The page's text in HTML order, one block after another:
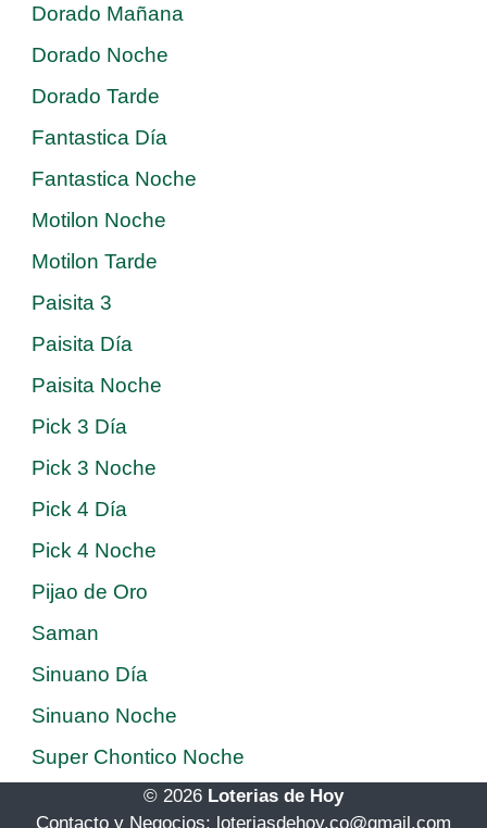
Dorado Mañana
Dorado Noche
Dorado Tarde
Fantastica Día
Fantastica Noche
Motilon Noche
Motilon Tarde
Paisita 3
Paisita Día
Paisita Noche
Pick 3 Día
Pick 3 Noche
Pick 4 Día
Pick 4 Noche
Pijao de Oro
Saman
Sinuano Día
Sinuano Noche
Super Chontico Noche
© 2026 Loterias de Hoy
Contacto y Negocios: loteriasdehoy.co@gmail.com